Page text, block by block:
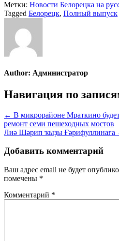
Метки: Новости Белорецка на
Tagged Белорецк, Полный выпуск
Author: Администратор
Навигация по
← В микрорайоне Мраткино
ремонт семи пешеходных мостов
Лиә Шәрип ҡыҙы Ғәрифуллинаға
Добавить комментарий
Ваш адрес email не будет
помечены *
Комментарий *